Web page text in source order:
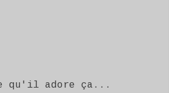
qu'il adore ça...